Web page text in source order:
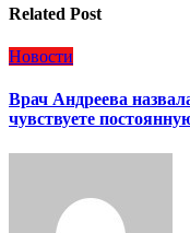
Related Post
Новости
Врач Андреева
чувствуете